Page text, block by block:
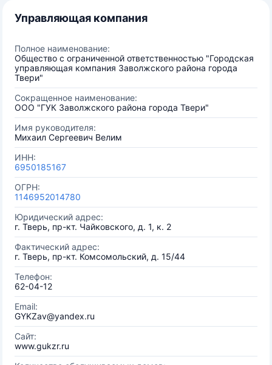
Управляющая компания
Полное наименование:
Общество с ограниченной ответственностью "Городская
управляющая компания Заволжского района города
Твери"
Сокращенное наименование:
ООО "ГУК Заволжского района города Твери"
Имя руководителя:
Михаил Сергеевич Велим
ИНН:
6950185167
ОГРН:
1146952014780
Юридический адрес:
г. Тверь, пр-кт. Чайковского, д. 1, к. 2
Фактический адрес:
г. Тверь, пр-кт. Комсомольский, д. 15/44
Телефон:
62-04-12
Email:
GYKZav@yandex.ru
Сайт:
www.gukzr.ru